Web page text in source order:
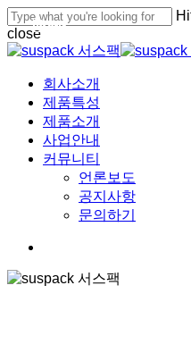
Skip
to
main
content
close
Close
Menu
회사소개
제품특성
제품소개
사업안내
커뮤니티
언론보도
공지사항
문의하기
News
News
News
News
News
News
News
News
News